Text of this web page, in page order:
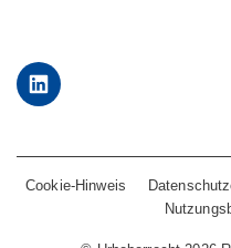
LinkedIn
Cookie-Hinweis